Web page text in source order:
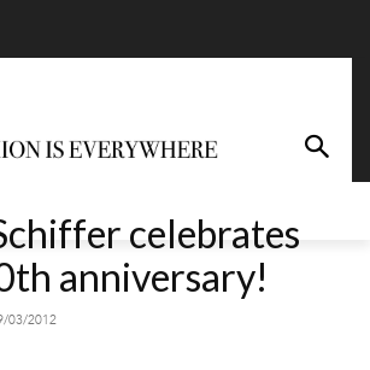
celebrates
anniversary!
03/2012